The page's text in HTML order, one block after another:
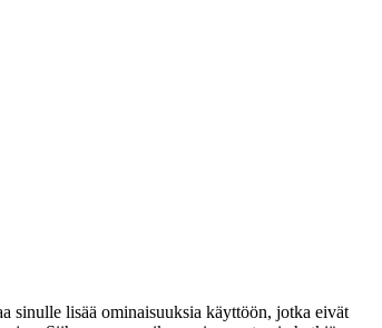
sinulle lisää ominaisuuksia käyttöön, jotka eivät